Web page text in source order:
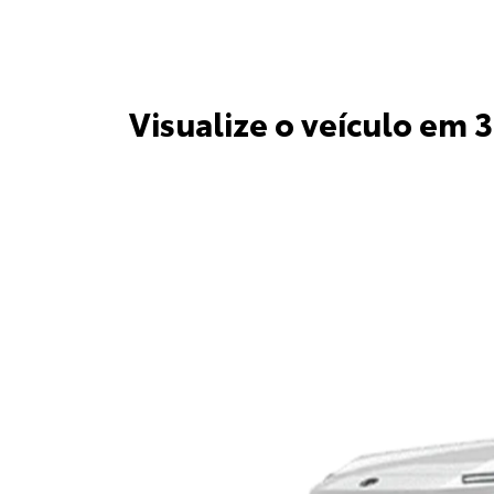
Visualize o veículo em